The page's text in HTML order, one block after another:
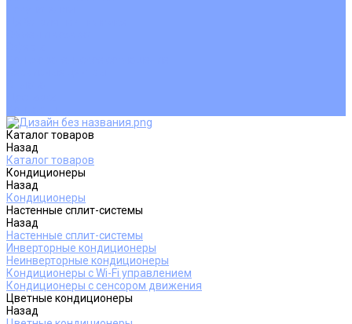
Каталог товаров
Назад
Каталог товаров
Кондиционеры
Назад
Кондиционеры
Настенные сплит-системы
Назад
Настенные сплит-системы
Инверторные кондиционеры
Неинверторные кондиционеры
Кондиционеры с Wi-Fi управлением
Кондиционеры с сенсором движения
Цветные кондиционеры
Назад